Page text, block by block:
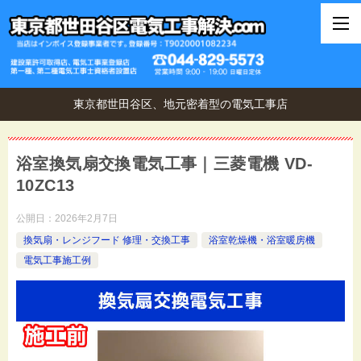
東京都世田谷区、地元密着型の電気工事店
浴室換気扇交換電気工事｜三菱電機 VD-
10ZC13
公開日： 2026年2月7日
換気扇・レンジフード 修理・交換工事
浴室乾燥機・浴室暖房機
電気工事施工例